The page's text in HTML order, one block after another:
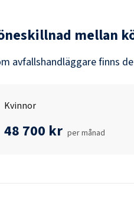
mellan
avfallshandläggarefinns
Kvinnor
48 700 kr per månad